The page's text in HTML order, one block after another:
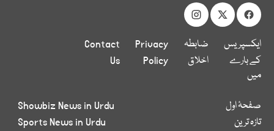
ایکسپریس
کے بارے
میں
ضابطہ
اخلاق
Privacy
Policy
Contact
Us
صفحۂ اول
تازہ ترین
Showbiz News in Urdu
Sports News in Urdu